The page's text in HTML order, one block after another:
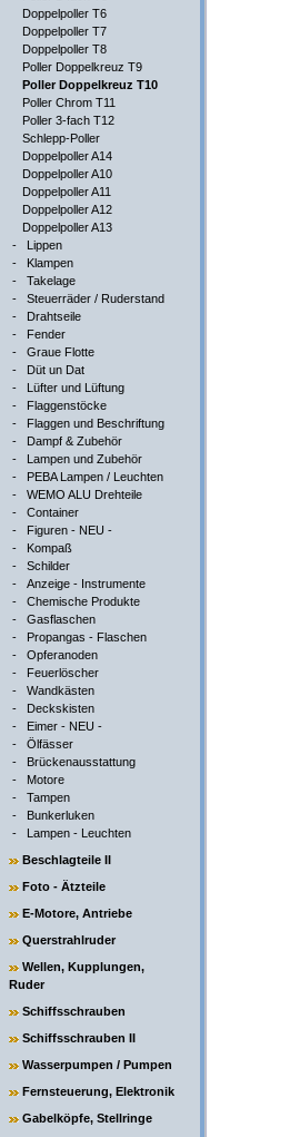
Doppelpoller T6
Doppelpoller T7
Doppelpoller T8
Poller Doppelkreuz T9
Poller Doppelkreuz T10
Poller Chrom T11
Poller 3-fach T12
Schlepp-Poller
Doppelpoller A14
Doppelpoller A10
Doppelpoller A11
Doppelpoller A12
Doppelpoller A13
- Lippen
- Klampen
- Takelage
- Steuerräder / Ruderstand
- Drahtseile
- Fender
- Graue Flotte
- Düt un Dat
- Lüfter und Lüftung
- Flaggenstöcke
- Flaggen und Beschriftung
- Dampf & Zubehör
- Lampen und Zubehör
- PEBA Lampen / Leuchten
- WEMO ALU Drehteile
- Container
- Figuren - NEU -
- Kompaß
- Schilder
- Anzeige - Instrumente
- Chemische Produkte
- Gasflaschen
- Propangas - Flaschen
- Opferanoden
- Feuerlöscher
- Wandkästen
- Deckskisten
- Eimer - NEU -
- Ölfässer
- Brückenausstattung
- Motore
- Tampen
- Bunkerluken
- Lampen - Leuchten
Beschlagteile II
Foto - Ätzteile
E-Motore, Antriebe
Querstrahlruder
Wellen, Kupplungen,
Ruder
Schiffsschrauben
Schiffsschrauben II
Wasserpumpen / Pumpen
Fernsteuerung, Elektronik
Gabelköpfe, Stellringe